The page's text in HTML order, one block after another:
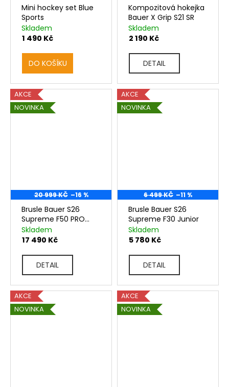
Mini hockey set Blue
Sports
Skladem
1 490 Kč
DO KOŠÍKU
Kompozitová hokejka
Bauer X Grip S21 SR
Skladem
2 190 Kč
DETAIL
AKCE
NOVINKA
20 999 KČ –16 %
Brusle Bauer S26
Supreme F50 PRO
Senior
Skladem
17 490 Kč
DETAIL
AKCE
NOVINKA
6 499 KČ –11 %
Brusle Bauer S26
Supreme F30 Junior
Skladem
5 780 Kč
DETAIL
AKCE
NOVINKA
AKCE
NOVINKA